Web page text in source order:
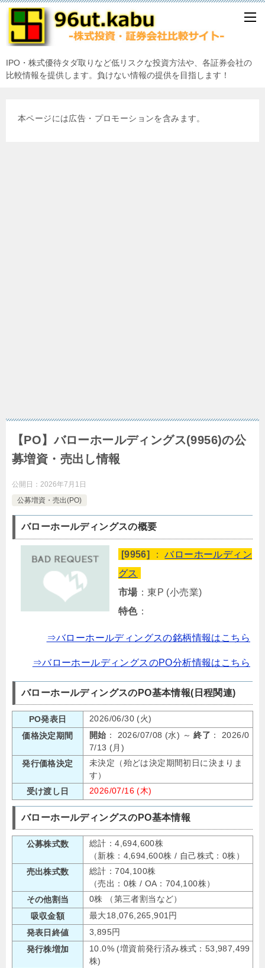
IPO・株式優待タダ取りなど低リスクな投資方法や、各証券会社の
比較情報を提供します。負けない情報の提供を目指します！
本ページには広告・プロモーションを含みます。
【PO】バローホールディングス(9956)の公
募増資・売出し情報
公開日： 2026年7月1日
公募増資・売出(PO)
バローホールディングスの概要
[9956] ：バローホールディン
グス
市場：東P (小売業)
特色：
⇒バローホールディングスの銘柄情報はこちら
⇒バローホールディングスのPO分析情報はこちら
バローホールディングスのPO基本情報(日程関連)
PO発表日
2026/06/30 (火)
価格決定期間
開始 ： 2026/07/08 (水) ～終了 ： 2026/0
7/13 (月)
発行価格決定
未決定（殆どは決定期間初日に決まりま
す）
受け渡し日
2026/07/16 (木)
バローホールディングスのPO基本情報
公募株式数
総計：4,694,600株
（新株：4,694,600株 / 自己株式：0株）
売出株式数
総計：704,100株
（売出：0株 / OA：704,100株）
その他割当
0株 （第三者割当など）
吸収金額
最大18,076,265,901円
発表日終値
3,895円
発行株増加
10.0% (増資前発行済み株式：53,987,499
株)